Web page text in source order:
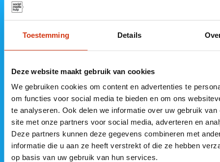
Toestemming Details
Deze website maakt gebruik van cookies
We gebruiken cookies om content en advertenties te
om functies voor social media te bieden en om ons
te analyseren. Ook delen we informatie over uw gebruik van
site met onze partners voor social media, adverteren en
Deze partners kunnen deze gegevens combineren met
informatie die u aan ze heeft verstrekt of die ze hebben
op basis van uw gebruik van hun services.
Kantoor
Steenwijk
De Vesting 11
8332 GL
Steenwijk
Kantoor
Almere
MyOffice
Veluwezoom 5
1327 AA
Almere
6565
KvK 89501764